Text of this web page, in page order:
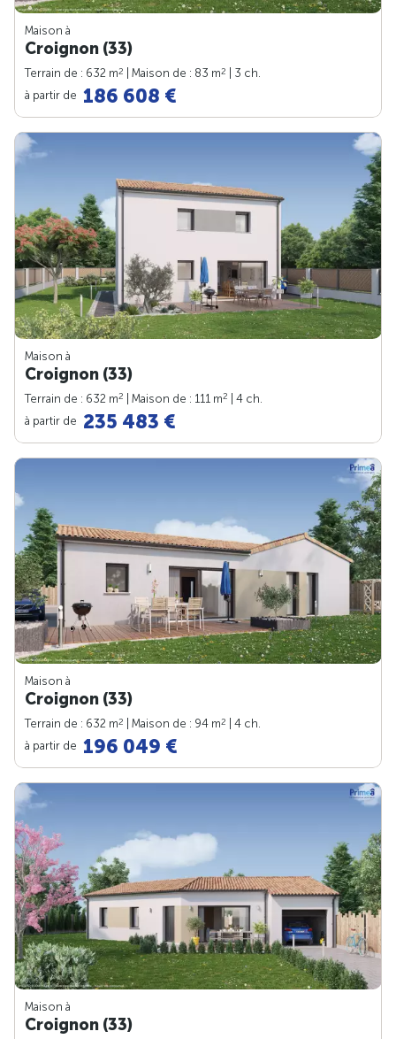
Maison à
Croignon (33)
Terrain de : 632 m2 | Maison de : 83 m2
| 3 ch.
à partir de 186 608 €
Maison à
Croignon (33)
Terrain de : 632 m2 | Maison de : 111 m2
| 4 ch.
à partir de 235 483 €
Maison à
Croignon (33)
Terrain de : 632 m2 | Maison de : 94 m2
| 4 ch.
à partir de 196 049 €
Maison à
Croignon (33)